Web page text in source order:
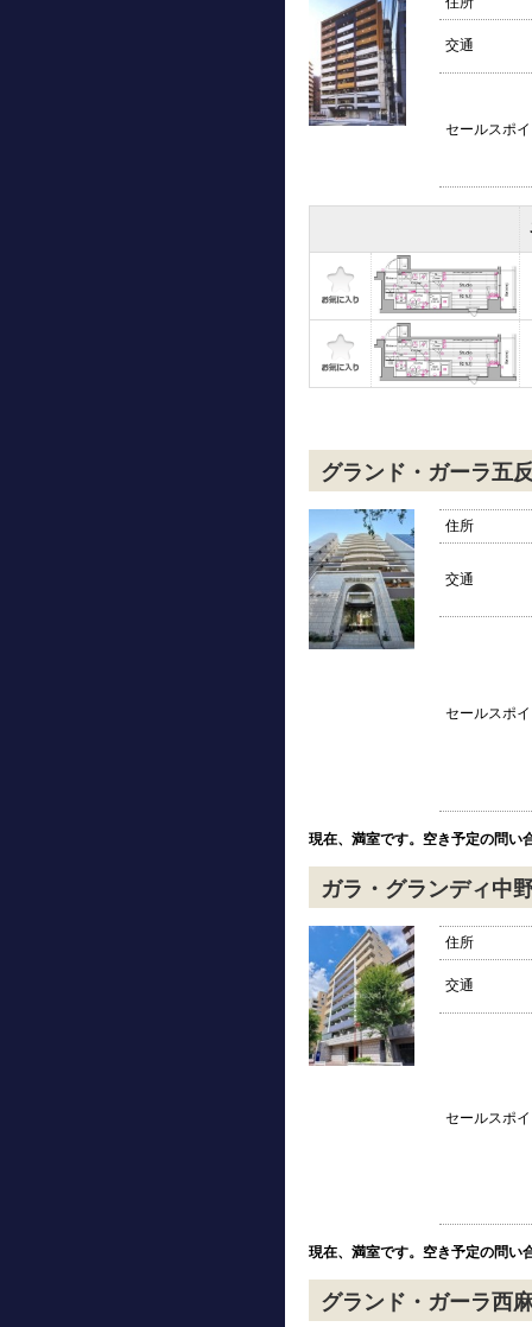
交通
セールスポ
グランド・ガーラ五
住所
交通
セールスポ
現在、満室です。空き予定の問い
ガラ・グランディ中
住所
交通
セールスポ
現在、満室です。空き予定の問い
グランド・ガーラ西